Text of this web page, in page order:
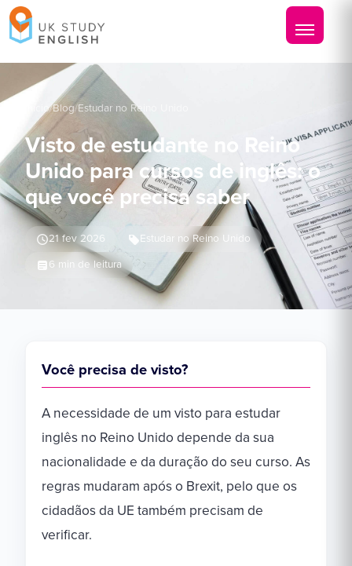
Início/Blog/Estudar no Reino Unido
Visto de estudante no Reino
Unido para cursos de inglês: o
que você precisa saber
21 fev 2026 Estudar no Reino Unido
6 min de leitura
Você precisa de visto?
A necessidade de um visto para estudar
inglês no Reino Unido depende da sua
nacionalidade e da duração do seu curso. As
regras mudaram após o Brexit, pelo que os
cidadãos da UE também precisam de
verificar.